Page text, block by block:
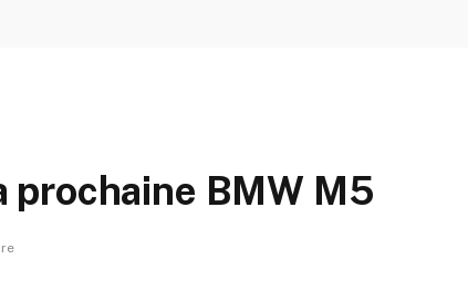
prochaine BMW M5